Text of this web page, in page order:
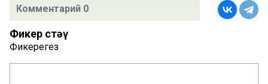
Комментарий 0
Фикер өстәү
Фикерегез